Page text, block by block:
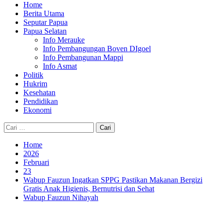
Home
Berita Utama
Seputar Papua
Papua Selatan
Info Merauke
Info Pembangungan Boven DIgoel
Info Pembangunan Mappi
Info Asmat
Politik
Hukrim
Kesehatan
Pendidikan
Ekonomi
Cari
untuk:
Home
2026
Februari
23
Wabup Fauzun Ingatkan SPPG Pastikan Makanan Bergizi
Gratis Anak Higienis, Bernutrisi dan Sehat
Wabup Fauzun Nihayah